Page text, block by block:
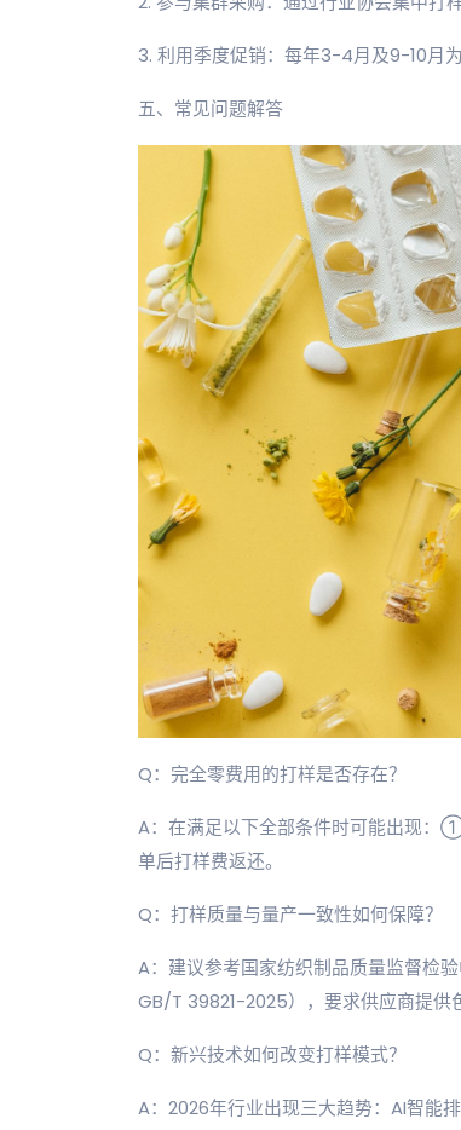
3. 利用季度促销：每年3-4月及9-10月
五、常见问题解答
Q：完全零费用的打样是否存在？
A：在满足以下全部条件时可能出现
单后打样费返还。
Q：打样质量与量产一致性如何保障？
A：建议参考国家纺织制品质量监督检
GB/T 39821-2025），要求供应商提供
Q：新兴技术如何改变打样模式？
A：2026年行业出现三大趋势：AI智能